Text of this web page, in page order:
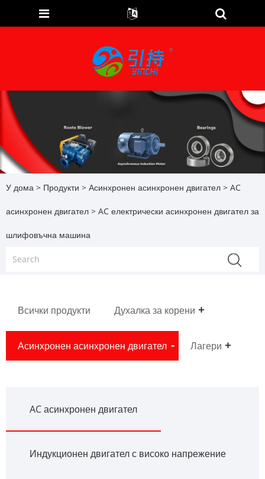
У дома > Продукти > Асинхронен асинхронен двигател > AC
асинхронен двигател > AC електрически асинхронен двигател за
шлифовъчна машина
Всички продукти Духалка за корени
Асинхронен асинхронен двигател Лагери
AC асинхронен двигател
Индукционен двигател с високо напрежение